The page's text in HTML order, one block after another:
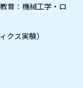
育：機械工学・ロ
クス実験）